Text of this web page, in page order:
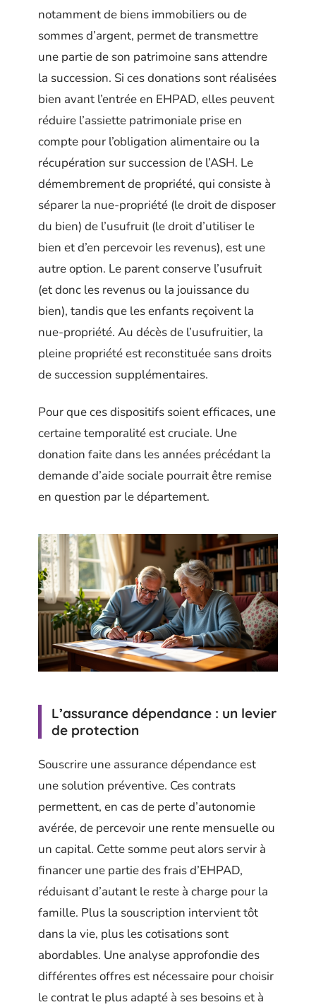
notamment de biens immobiliers ou de
sommes d’argent, permet de transmettre
une partie de son patrimoine sans attendre
la succession. Si ces donations sont réalisées
bien avant l’entrée en EHPAD, elles peuvent
réduire l’assiette patrimoniale prise en
compte pour l’obligation alimentaire ou la
récupération sur succession de l’ASH. Le
démembrement de propriété, qui consiste à
séparer la nue-propriété (le droit de disposer
du bien) de l’usufruit (le droit d’utiliser le
bien et d’en percevoir les revenus), est une
autre option. Le parent conserve l’usufruit
(et donc les revenus ou la jouissance du
bien), tandis que les enfants reçoivent la
nue-propriété. Au décès de l’usufruitier, la
pleine propriété est reconstituée sans droits
de succession supplémentaires.
Pour que ces dispositifs soient efficaces, une
certaine temporalité est cruciale. Une
donation faite dans les années précédant la
demande d’aide sociale pourrait être remise
en question par le département.
L’assurance dépendance : un levier
de protection
Souscrire une assurance dépendance est
une solution préventive. Ces contrats
permettent, en cas de perte d’autonomie
avérée, de percevoir une rente mensuelle ou
un capital. Cette somme peut alors servir à
financer une partie des frais d’EHPAD,
réduisant d’autant le reste à charge pour la
famille. Plus la souscription intervient tôt
dans la vie, plus les cotisations sont
abordables. Une analyse approfondie des
différentes offres est nécessaire pour choisir
le contrat le plus adapté à ses besoins et à